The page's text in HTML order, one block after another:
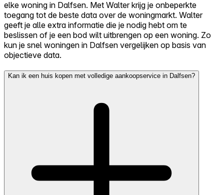
elke woning in Dalfsen. Met Walter krijg je onbeperkte
toegang tot de beste data over de woningmarkt. Walter
geeft je alle extra informatie die je nodig hebt om te
beslissen of je een bod wilt uitbrengen op een woning. Zo
kun je snel woningen in Dalfsen vergelijken op basis van
objectieve data.
Kan ik een huis kopen met volledige aankoopservice in Dalfsen?